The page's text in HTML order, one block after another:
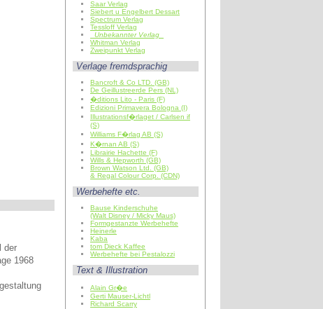
der
1968
Saar Verlag
Siebert u Engelbert Dessart
Spectrum Verlag
Tessloff Verlag
Unbekannter Verlag
Whitman Verlag
Zweipunkt Verlag
Verlage fremdsprachig
Bancroft & Co LTD. (GB)
De Geillustreerde Pers (NL)
�ditions Lito - Paris (F)
Edizioni Primavera Bologna (I)
Illustrationsf�rlaget / Carlsen if
(S)
Williams F�rlag AB (S)
K�rnan AB (S)
Librairie Hachette (F)
Wills & Hepworth (GB)
Brown Watson Ltd. (GB)
& Regal Colour Corp. (CDN)
Werbehefte etc.
Bause Kinderschuhe
(Walt Disney / Micky Maus)
Formgestanzte Werbehefte
Heinerle
Kaba
tom Dieck Kaffee
Werbehefte bei Pestalozzi
Text & Illustration
Alain Gr�e
Gerti Mauser-Lichtl
Richard Scarry